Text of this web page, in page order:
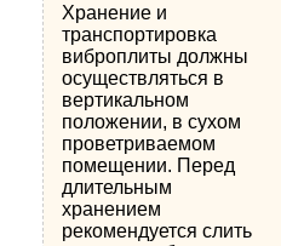
Хранение и
транспортировка
виброплиты должны
осуществляться в
вертикальном
положении, в сухом
проветриваемом
помещении. Перед
длительным
хранением
рекомендуется слить